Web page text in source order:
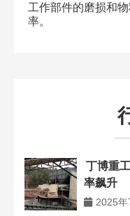
工作部件的磨损和
率。
丁博重
率飙升​
2025年